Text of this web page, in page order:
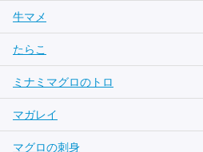
牛マメ
たらこ
ミナミマグロのトロ
マガレイ
マグロの刺身